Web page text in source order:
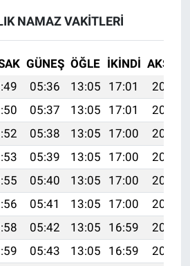
NAMAZ VAKITLERI
GÜNEŞ ÖĞLE İKINDI AKŞAM
05:36 13:05 17:01
20:24
05:37 13:05 17:01
20:23
05:38 13:05 17:00
20:22
05:39 13:05 17:00
20:21
05:40 13:05 17:00
20:20
05:41 13:05 17:00
20:19
05:42 13:05 16:59
20:18
05:43 13:05 16:59
20:17